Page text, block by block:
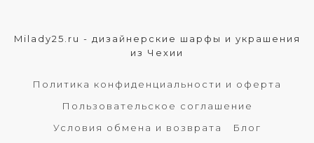
Milady25.ru - дизайнерские шарфы и украшения
из Чехии
Политика конфиденциальности и оферта
Пользовательское соглашение
Условия обмена и возврата
Блог